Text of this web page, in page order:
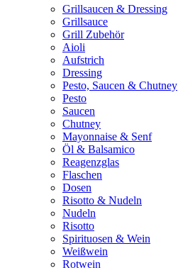
Grillsaucen & Dressing
Grillsauce
Grill Zubehör
Aioli
Aufstrich
Dressing
Pesto, Saucen & Chutney
Pesto
Saucen
Chutney
Mayonnaise & Senf
Öl & Balsamico
Reagenzglas
Flaschen
Dosen
Risotto & Nudeln
Nudeln
Risotto
Spirituosen & Wein
Weißwein
Rotwein